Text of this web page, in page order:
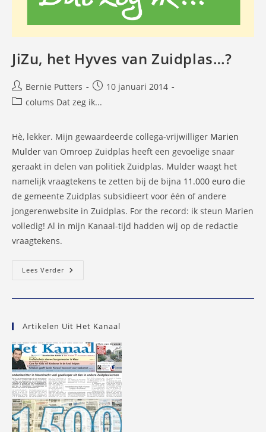
JiZu, het Hyves van Zuidplas…?
Bericht
auteur:
Bernie Putters
Bericht
gepubliceerd
10 januari 2014
Berichtcategorie:
colums Dat zeg ik...
Hè, lekker. Mijn gewaardeerde collega-vrijwilliger Marien
Mulder van Omroep Zuidplas heeft een gevoelige snaar
geraakt in delen van politiek Zuidplas. Mulder waagt het
namelijk vraagtekens te zetten bij de bijna 11.000 euro die
de gemeente Zuidplas subsidieert voor één of andere
jongerenwebsite in Zuidplas. For the record: ik steun Marien
volledig! Al in mijn Kanaal-tijd hadden wij op de redactie
vraagtekens.
Lees VerderJiZu,
Artikelen Uit Het Kanaal